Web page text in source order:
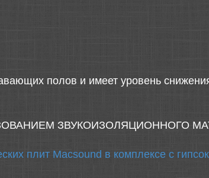
полов и имеет уровень
ЗВУКОИЗОЛЯЦИОННОГО
плит Macsound в комплексе с